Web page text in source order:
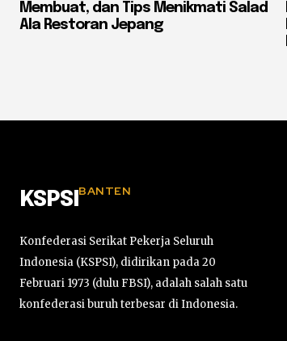
Membuat, dan Tips Menikmati Salad
Ala Restoran Jepang
KSPSI BANTEN
Konfederasi Serikat Pekerja Seluruh
Indonesia (KSPSI), didirikan pada 20
Februari 1973 (dulu FBSI), adalah salah satu
konfederasi buruh terbesar di Indonesia.